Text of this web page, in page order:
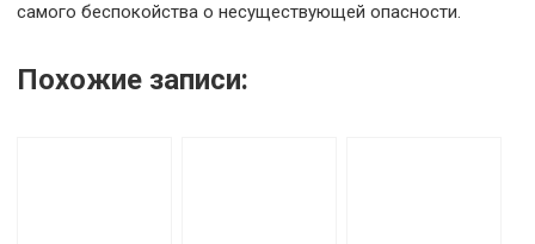
самого беспокойства о несуществующей опасности.
Похожие записи: